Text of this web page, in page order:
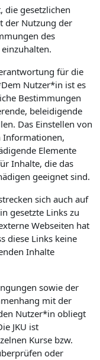
gesetzlichen
der Nutzung der
des
für die
Nutzer*in ist es
Bestimmungen
beleidigende
Das Einstellen von
Informationen,
Elemente
Inhalte, die das
geeignet sind.
sich auch auf
gesetzte Links zu
Webseiten hat
diese Links keine
Inhalte
sowie der
mit der
Nutzer*in obliegt
JKU ist
Kurse bzw.
oder